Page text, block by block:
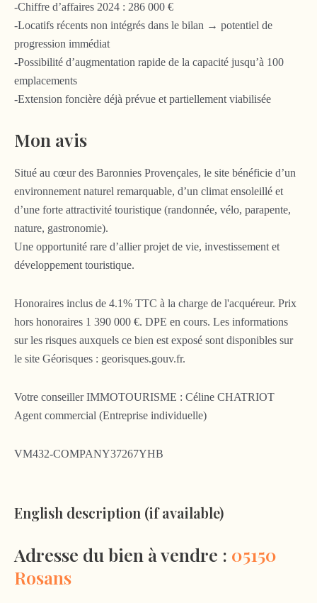
-Chiffre d’affaires 2024 : 286 000 €
-Locatifs récents non intégrés dans le bilan → potentiel de
progression immédiat
-Possibilité d’augmentation rapide de la capacité jusqu’à 100
emplacements
-Extension foncière déjà prévue et partiellement viabilisée
Mon avis
Situé au cœur des Baronnies Provençales, le site bénéficie d’un
environnement naturel remarquable, d’un climat ensoleillé et
d’une forte attractivité touristique (randonnée, vélo, parapente,
nature, gastronomie).
Une opportunité rare d’allier projet de vie, investissement et
développement touristique.
Honoraires inclus de 4.1% TTC à la charge de l'acquéreur. Prix
hors honoraires 1 390 000 €. DPE en cours. Les informations
sur les risques auxquels ce bien est exposé sont disponibles sur
le site Géorisques : georisques.gouv.fr.
Votre conseiller IMMOTOURISME : Céline CHATRIOT
Agent commercial (Entreprise individuelle)
VM432-COMPANY37267YHB
English description (if available)
Adresse du bien à vendre : 05150
Rosans